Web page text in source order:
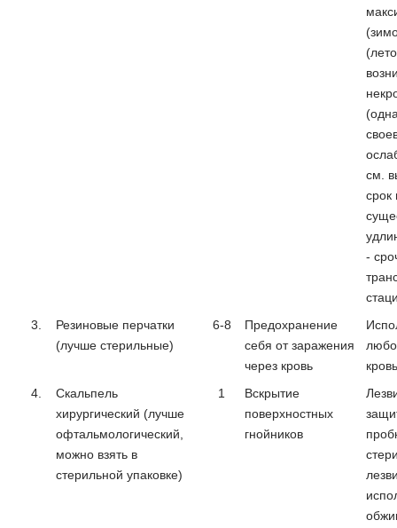
см.
срок
-
3.
Резиновые перчатки
(лучше стерильные)
6-8
Предохранение
себя от заражения
через кровь
4.
Скальпель
хирургический (лучше
офтальмологический,
можно взять в
стерильной упаковке)
1
Вскрытие
поверхностных
гнойников